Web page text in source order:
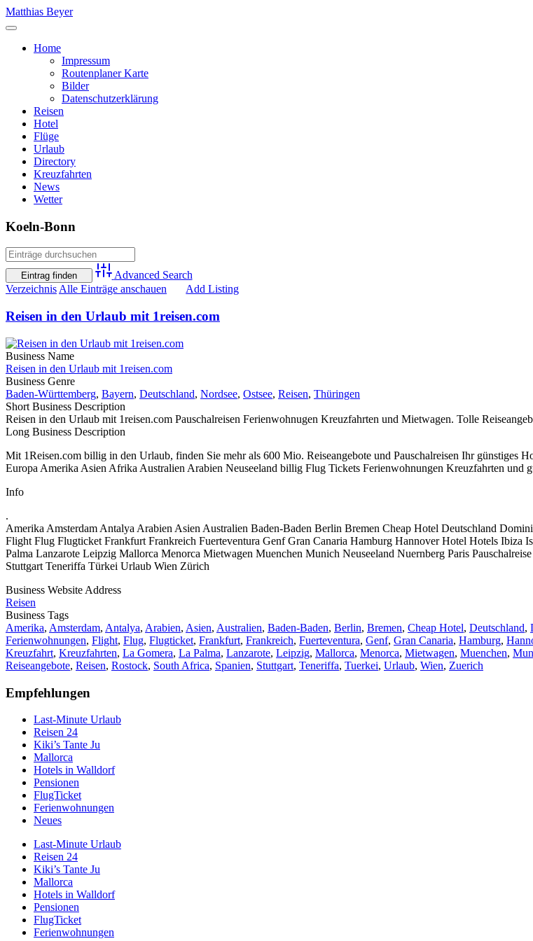
Skip
to
Matthias Beyer
Home
Impressum
Routenplaner Karte
Bilder
Datenschutzerklärung
Reisen
Hotel
Flüge
Urlaub
Directory
Kreuzfahrten
News
Wetter
Koeln-Bonn
Advanced Search
VerzeichnisAlle Einträge anschauen Add Listing
Reisen in den Urlaub mit 1reisen.com
Business Name
Reisen in den Urlaub mit 1reisen.com
Business Genre
Baden-Württemberg, Bayern, Deutschland, Nordsee, Ostsee, Reisen, Thüringen
Short Business Description
Reisen in den Urlaub mit 1reisen.com Pauschalreisen Ferienwohnugen Kreuzfahrten und Mietwagen. Tolle
Long Business Description
Mit 1Reisen.com billig in den Urlaub, finden Sie mehr als 600 Mio. Reiseangebote und Pauschalreisen Ihr günstiges
Europa Amerika Asien Afrika Australien Arabien Neuseeland billig Flug Tickets Ferienwohnungen Kreuzfahrten und
Info
.
Amerika Amsterdam Antalya Arabien Asien Australien Baden-Baden Berlin Bremen Cheap Hotel Deutschland
Flight Flug Flugticket Frankfurt Frankreich Fuerteventura Genf Gran Canaria Hamburg Hannover Hotel Hotels
Palma Lanzarote Leipzig Mallorca Menorca Mietwagen Muenchen Munich Neuseeland Nuernberg Paris
Stuttgart Teneriffa Türkei Urlaub Wien Zürich
Business Website Address
Reisen
Business Tags
Amerika, Amsterdam, Antalya, Arabien, Asien, Australien, Baden-Baden, Berlin, Bremen, Cheap Hotel, Deutschland,
Ferienwohnungen, Flight, Flug, Flugticket, Frankfurt, Frankreich, Fuerteventura, Genf, Gran Canaria, Hamburg,
Kreuzfahrt, Kreuzfahrten, La Gomera, La Palma, Lanzarote, Leipzig, Mallorca, Menorca, Mietwagen, Muenchen,
Reiseangebote, Reisen, Rostock, South Africa, Spanien, Stuttgart, Teneriffa, Tuerkei, Urlaub, Wien, Zuerich
Empfehlungen
Last-Minute Urlaub
Reisen 24
Kiki’s Tante Ju
Mallorca
Hotels in Walldorf
Pensionen
FlugTicket
Ferienwohnungen
Neues
Last-Minute Urlaub
Reisen 24
Kiki’s Tante Ju
Mallorca
Hotels in Walldorf
Pensionen
FlugTicket
Ferienwohnungen